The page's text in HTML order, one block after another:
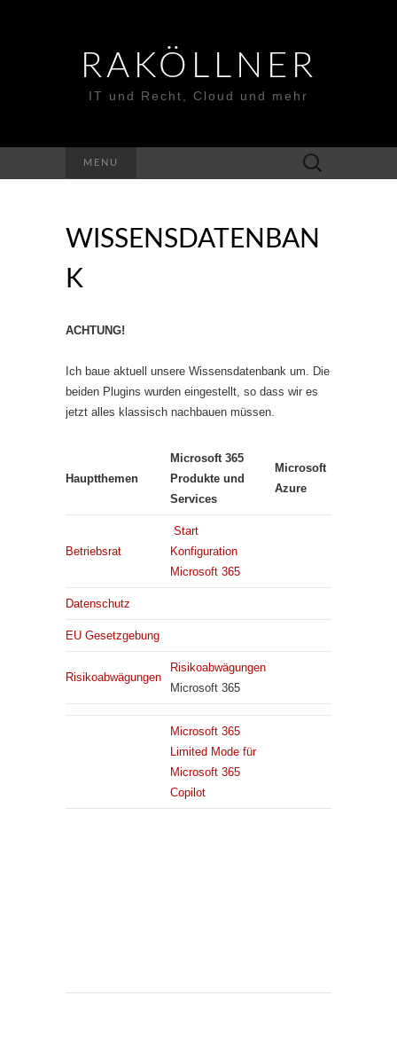
RAKÖLLNER
IT und Recht, Cloud und mehr
MENU
Suchen
nach:
WISSENSDATENBAN
K
ACHTUNG!
Ich baue aktuell unsere Wissensdatenbank um. Die
beiden Plugins wurden eingestellt, so dass wir es
jetzt alles klassisch nachbauen müssen.
Hauptthemen
Microsoft 365
Produkte und
Services
Microsoft
Azure
Betriebsrat
Start
Konfiguration
Microsoft 365
Datenschutz
EU Gesetzgebung
Risikoabwägungen
Risikoabwägungen
Microsoft 365
Microsoft 365
Limited Mode für
Microsoft 365
Copilot